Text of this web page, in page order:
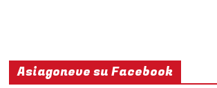
Asiagoneve su Facebook